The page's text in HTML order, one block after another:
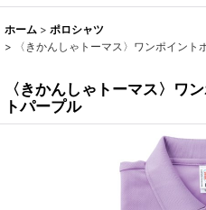
ホーム > ポロシャツ
>
〈きかんしゃトーマス〉ワンポイン
〈きかんしゃトーマス〉ワ
トパープル